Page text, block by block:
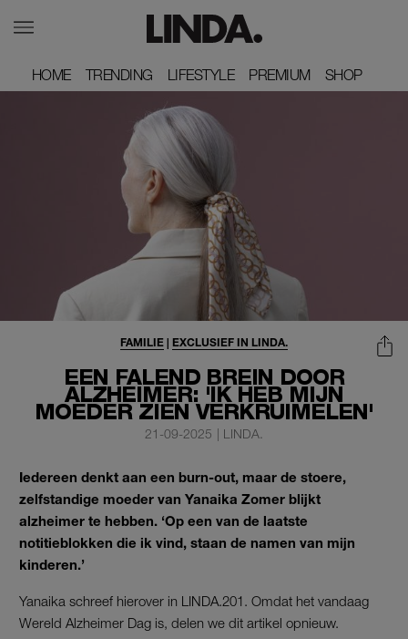
HOME
HOME TRENDING
TRENDING LIFESTYLE
LIFESTYLE PREMIUM
PREMIUM SHOP
SHOP
EEN FALEND BREIN DOOR
ALZHEIMER: 'IK HEB MIJN
MOEDER ZIEN VERKRUIMELEN'
FAMILIE | EXCLUSIEF IN LINDA.
21-09-2025 | LINDA.
Iedereen denkt aan een burn-out, maar de stoere,
zelfstandige moeder van Yanaika Zomer blijkt
alzheimer te hebben. ‘Op een van de laatste
notitieblokken die ik vind, staan de namen van mijn
kinderen.’
Yanaika schreef hierover in LINDA.201. Omdat het vandaag
Wereld Alzheimer Dag is, delen we dit artikel opnieuw.